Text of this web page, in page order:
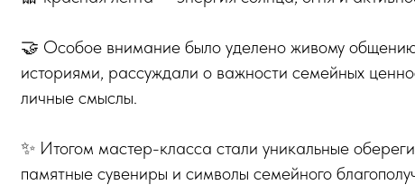
🤝 Особое внимание было уделено живому
историями, рассуждали о важности семейных
личные смыслы.
✨ Итогом мастер-класса стали уникальные
памятные сувениры и символы семейного